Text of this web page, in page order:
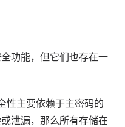
功能，但它们也存在一
性主要依赖于主密码的
泄漏，那么所有存储在